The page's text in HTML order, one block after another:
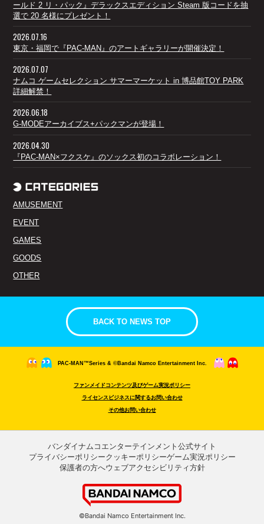
ールド 2 リ・パック』デラックスエディション Steam 版コードを抽
選で 20 名様にプレゼント！
2026.07.16
東京・福岡で『PAC-MAN』のアートギャラリーが開催決定！
2026.07.07
ナムコ ゲームセレクション サマーマーケット in 博品館TOY PARK
詳細解禁！
2026.06.18
G-MODEアーカイブス+パックマンが登場！
2026.04.30
『PAC-MAN×フクスケ』のソックス初のコラボレーション！
AMUSEMENT
EVENT
GAMES
GOODS
OTHER
BACK TO NEWS TOP
PAC-MAN™Series & ©Bandai Namco Entertainment Inc.
ファンメイドコンテンツ及びゲーム実況ポリシー
ライセンスビジネスに関するお問い合わせ
その他お問い合わせ
バンダイナムコエンターテインメント公式サイト
プライバシーポリシークッキーポリシーゲーム実況ポリシー
保護者の方へウェブアクセシビリティ方針
©Bandai Namco Entertainment Inc.